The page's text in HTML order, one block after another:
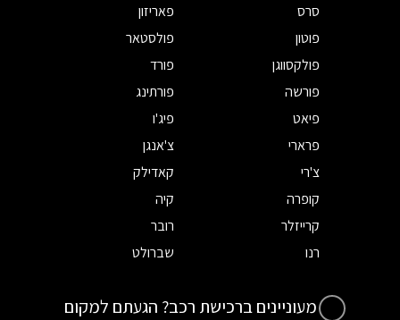
סרס
פאריזון
פוטון
פולסטאר
פולקסווגן
פורד
פורשה
פורתינג
פיאט
פיג'ו
פרארי
צ'אנגן
צ'רי
קאדילק
קופרה
קיה
קרייזלר
רובר
רנו
שברולט
מעוניינים ברכישת רכב? הגעתם למקום